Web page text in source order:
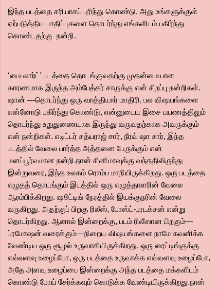
இந்த படத்தை சரியாகப் புரிந்து கொண்டு, அது உங்களுக்குள்
ஏற்படுத்திய பாதிப்புகளை தொடர்ந்து எங்களிடம் பகிர்ந்து
கொண்டதற்கு நன்றி.
‘மை லார்ட்’ படத்தை தொடங்குவதற்கு முதன்மையான
காரணமாக இருந்த அம்பேத்கர் சாருக்கு என் சிறப்பு நன்றிகள்.
ஷான் —தொடர்ந்து ஒரு வாத்தியார் மாதிரி, பல விஷயங்களை
என்னோடு பகிர்ந்து கொண்டு, என்னுடைய இசை பயணத்திலும்
தொடர்ந்து உறுதுணையாக இருந்து வருவதற்காக அவருக்கும்
என் நன்றிகள். எடிட்டர் சத்யராஜ் சார், நீரவ் ஷா சார், இந்த
படத்தில் வேலை பார்த்த அத்தனை பேருக்கும் என்
மனப்பூர்வமான நன்றி.நான் சினிமாவுக்கு வந்ததிலிருந்து
இன்றுவரை, இந்த உலகம் ரொம்ப மாறியிருக்கிறது. ஒரு படத்தை
எழுதத் தொடங்கும் இடத்தில் ஒரு எழுத்தாளரின் வேலை
ஆரம்பிக்கிறது. ஷூட்டிங் நேரத்தில் இயக்குநரின் வேலை
வருகிறது. அதற்குப் பிறகு ரிலீஸ், போஸ்ட்-புரடக்சன் என்று
தொடர்கிறது. ஆனால் இன்றைக்கு, படம் ரிலீஸான பிறகும்—
ப்ரமோஷன் வரைக்கும்—நிறைய விஷயங்களை நாமே கவனிக்க
வேண்டிய ஒரு சூழல் உருவாகியிருக்கிறது. ஒரு ரைட்டிங்குக்கு
எவ்வளவு உழைப்போ, ஒரு படத்தை உருவாக்க எவ்வளவு உழைப்போ,
அதே அளவு உழைப்பை இன்றைக்கு அந்த படத்தை மக்களிடம்
கொண்டு போய் சேர்க்கவும் கொடுக்க வேண்டியிருக்கிறது.நான்